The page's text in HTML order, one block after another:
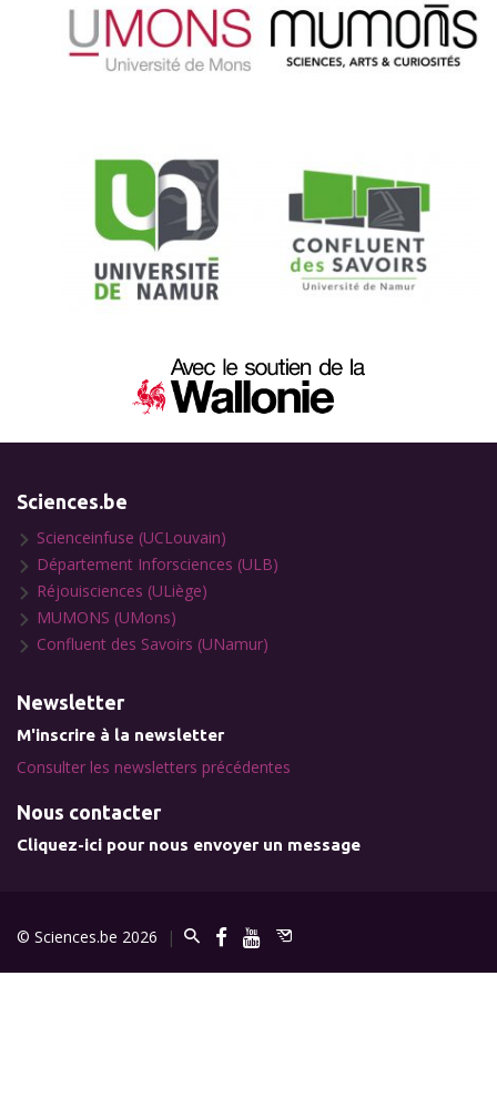
Sciences.be
Scienceinfuse (UCLouvain)
Département Inforsciences (ULB)
Réjouisciences (ULiège)
MUMONS (UMons)
Confluent des Savoirs (UNamur)
Newsletter
M'inscrire à la newsletter
Consulter les newsletters précédentes
Nous contacter
Cliquez-ici pour nous envoyer un message
© Sciences.be 2026 |